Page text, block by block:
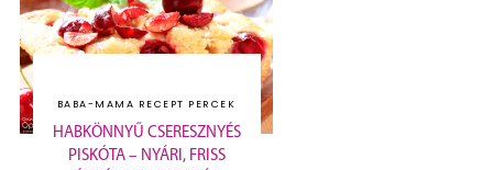
BABA-MAMA RECEPT PERCEK
HABKÖNNYŰ CSERESZNYÉS
PISKÓTA – NYÁRI, FRISS